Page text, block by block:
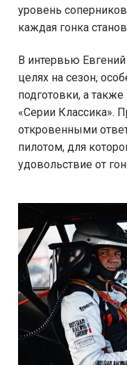
уровень
каждая гонка
В интервью
целях на сезон,
подготовки, а
«Серии Классика».
откровенными
пилотом, для
удовольствие от